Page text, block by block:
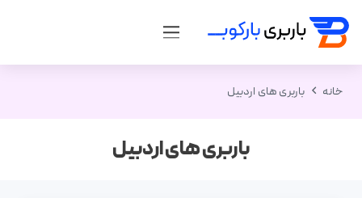
خانه باربری های اردبیل
باربری های اردبیل